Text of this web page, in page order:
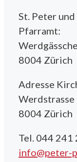
St. Peter und
Pfarramt:
8004 Zürich
Adresse
Werdstrasse
8004 Zürich
Tel. 044 241
info@peter-